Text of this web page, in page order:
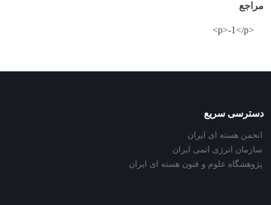
مراجع
<p>-1</p>
دسترسی سریع
انجمن هسته ای ایران
سازمان انرژی اتمی ایران
پژوهشگاه علوم و فنون هسته ای ایران